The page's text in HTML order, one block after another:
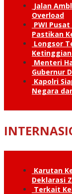
Jalan
Overload
PWI
Pastikan
Longsor
Menteri
Gubernur
Kapolri
Negara
Karutan
Deklarasi
Terkait